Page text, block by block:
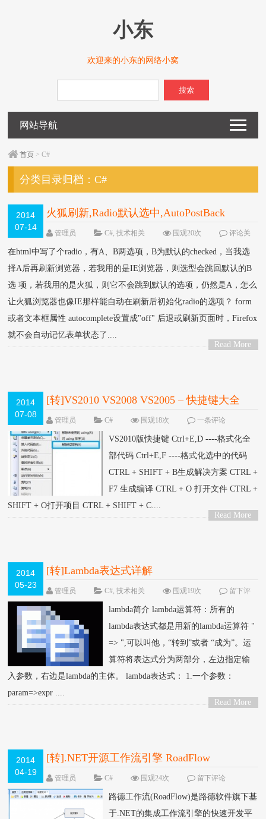
小东
欢迎来的小东的网络小窝
搜索
网站导航
首页 > C#
分类目录归档：C#
2014
07-14
火狐刷新,Radio默认选中,AutoPostBack
管理员 C#,技术相关 围观20次
评论关
在html中写了个radio，有A、B两选项，B为默认的checked，当我选
择A后再刷新浏览器，若我用的是IE浏览器，则选型会跳回默认的B
选 项，若我用的是火狐，则它不会跳到默认的选项，仍然是A，怎么
让火狐浏览器也像IE那样能自动在刷新后初始化radio的选项？ form
或者文本框属性 autocomplete设置成"off" 后退或刷新页面时，Firefox
就不会自动记忆表单状态了....
Read More
2014
07-08
[转]VS2010 VS2008 VS2005 – 快捷键大全
管理员 C# 围观18次 一条评论
VS2010版快捷键 Ctrl+E,D ----格式化全
部代码 Ctrl+E,F ----格式化选中的代码
CTRL + SHIFT + B生成解决方案 CTRL +
F7 生成编译 CTRL + O 打开文件 CTRL +
SHIFT + O打开项目 CTRL + SHIFT + C....
Read More
2014
05-23
[转]Lambda表达式详解
管理员 C#,技术相关 围观19次
留下评
论
lambda简介 lambda运算符：所有的
lambda表达式都是用新的lambda运算符 "
=> ",可以叫他，“转到”或者 “成为”。运
算符将表达式分为两部分，左边指定输
入参数，右边是lambda的主体。 lambda表达式： 1.一个参数：
param=>expr ....
Read More
2014
04-19
[转].NET开源工作流引擎 RoadFlow
管理员 C# 围观24次 留下评论
路德工作流(RoadFlow)是路德软件旗下基
于.NET的集成工作流引擎的快速开发平